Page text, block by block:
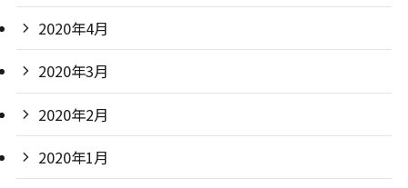
2020年4月
2020年3月
2020年2月
2020年1月